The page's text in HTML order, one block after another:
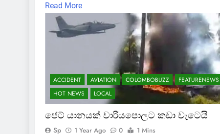
Read More
ACCIDENT AVIATION COLOMBOBUZZ
FEATURENEWS
HOT NEWS
LOCAL
ජෙට් යානයක් වාරියපොලට කඩා වැටෙයි
Sp 1 Year Ago 0 1 Mins